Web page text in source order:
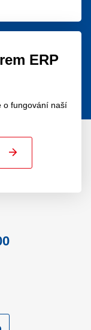
ERP
o fungování naší